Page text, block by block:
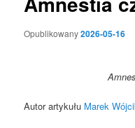
Opublikowany2026-05-16
Autor artykułu Marek